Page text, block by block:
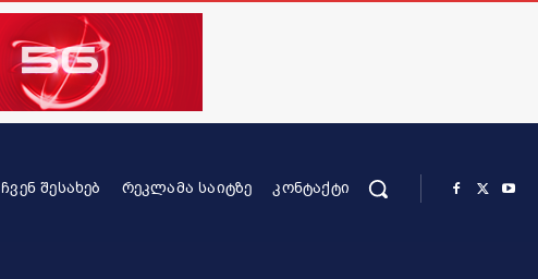
ᲩᲕᲔᲜ ᲨᲔᲡᲐᲮᲔᲑ ᲠᲔᲙᲚᲐᲛᲐ ᲡᲐᲘᲢᲖᲔ ᲙᲝᲜᲢᲐᲥᲢᲘ